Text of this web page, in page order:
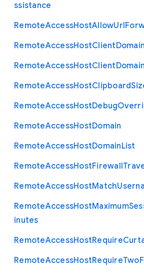
ssistance
RemoteAccessHostAllowUrl
RemoteAccessHostClientDomain
RemoteAccessHostClientDomain
RemoteAccessHostClipboard
RemoteAccessHostDebug
RemoteAccessHostDomain
RemoteAccessHostDomainList
RemoteAccessHostFirewall
RemoteAccessHostMatch
RemoteAccessHostMaximum
inutes
RemoteAccessHostRequire
RemoteAccessHostRequireTwo